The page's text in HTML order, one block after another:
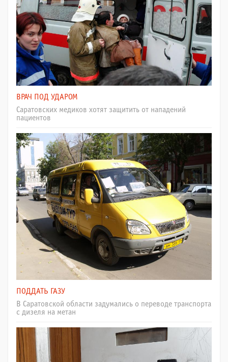
ВРАЧ ПОД УДАРОМ
Саратовских медиков хотят защитить от нападений
пациентов
ПОДДАТЬ ГАЗУ
В Саратовской области задумались о переводе транспорта
с дизеля на метан